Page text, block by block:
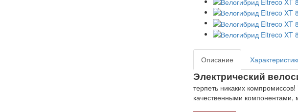
Описание
Электрический
терпеть никаких
качественными